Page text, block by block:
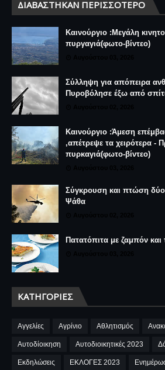
ΔΙΑΒΆΣΤΗΚΑΝ ΠΕΡΙΣΣΌΤΕΡΟ
Καινούργιο :Μεγάλη
πυργαγιά(φωτο-βίντεο)
Σύλληψη για απόπειρα
Πυροβόλησε έξω από
Καινούργιο :Άμεση
,απέτρεψε τα χειρότερα -
πυρκαγιά(φωτο-βίντεο)
Σύγκρουση και πτώση
Ψάθα
Πατατόπιτα με ζαμπόν και
ΚΑΤΗΓΟΡΊΕΣ
Αγγελίες Αγρίνιο Αθλητισμός
Αυτοδίοικηση Αυτοδιοικητικές 2023
Εκδηλώσεις ΕΚΛΟΓΕΣ 2023